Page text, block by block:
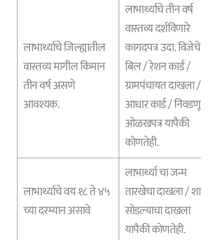
लाभार्थ्याचे जिल्ह्यातील
वास्तव्य मागील किमान
तीन वर्ष असणे
आवश्यक.
लाभार्थ्याचे तीन वर्ष
वास्तव्य दर्शविणारे
कागदपत्र उदा. विजेचे
बिल / रेशन कार्ड /
ग्रामपंचायत दाखला /
आधार कार्ड / निवडणूक
ओळखपत्र यापैकी
कोणतेही.
लाभार्थ्याचे वय १८ ते ४५
च्या दरम्यान असावे
लाभार्थ्या चा जन्म
तारखेचा दाखला / शाळा
सोडल्याचा दाखला
यापैकी कोणतेही.